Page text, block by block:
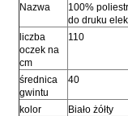
Nazwa
100%
do druku
liczba
oczek na
cm
110
średnica
gwintu
40
kolor
Biało żółty